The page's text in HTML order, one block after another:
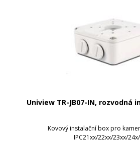
Uniview TR-JB07-IN, rozvodná
Kovový instalační box pro
IPC21xx/22xx/23xx/